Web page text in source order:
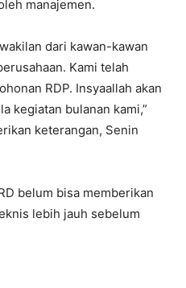
manajemen.
dari kawan-kawan
Kami telah
RDP. Insyaallah akan
kegiatan bulanan kami,”
keterangan, Senin
belum bisa memberikan
lebih jauh sebelum